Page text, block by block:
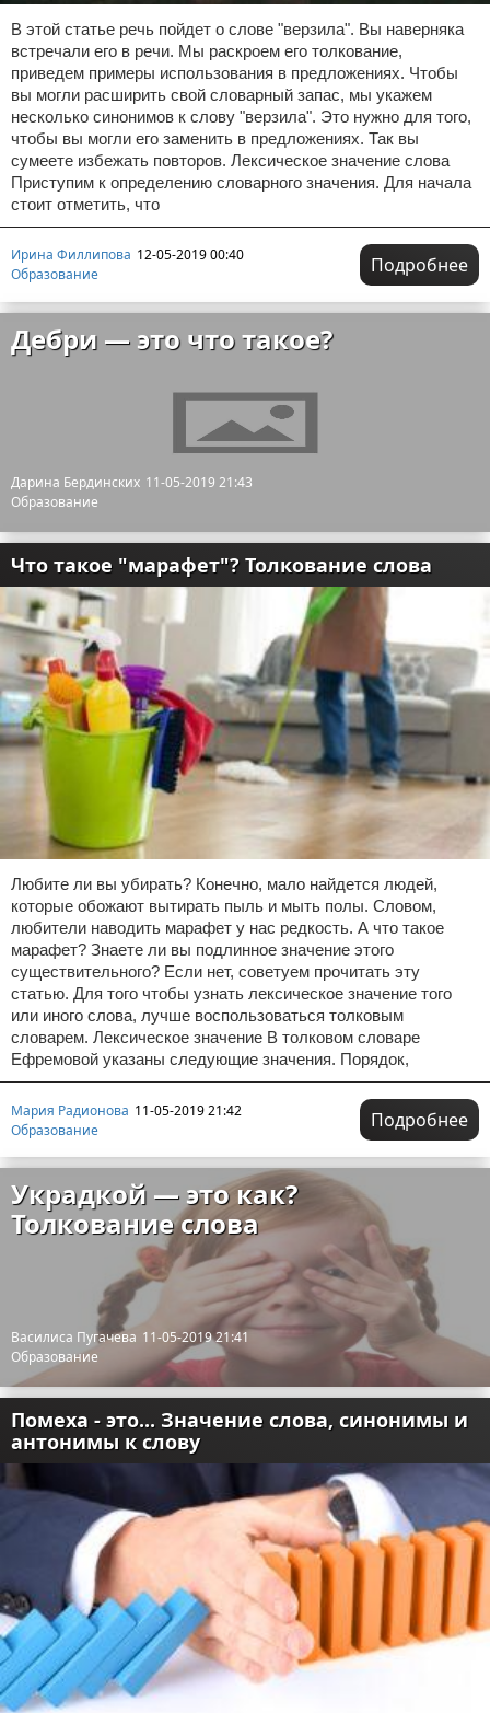
В этой статье речь пойдет о слове "верзила". Вы наверняка
встречали его в речи. Мы раскроем его толкование,
приведем примеры использования в предложениях. Чтобы
вы могли расширить свой словарный запас, мы укажем
несколько синонимов к слову "верзила". Это нужно для того,
чтобы вы могли его заменить в предложениях. Так вы
сумеете избежать повторов. Лексическое значение слова
Приступим к определению словарного значения. Для начала
стоит отметить, что
Ирина Филлипова 12-05-2019 00:40
Образование
Подробнее
Дебри — это что такое?
Дарина Бердинских 11-05-2019 21:43
Образование
Что такое "марафет"? Толкование слова
Любите ли вы убирать? Конечно, мало найдется людей,
которые обожают вытирать пыль и мыть полы. Словом,
любители наводить марафет у нас редкость. А что такое
марафет? Знаете ли вы подлинное значение этого
существительного? Если нет, советуем прочитать эту
статью. Для того чтобы узнать лексическое значение того
или иного слова, лучше воспользоваться толковым
словарем. Лексическое значение В толковом словаре
Ефремовой указаны следующие значения. Порядок,
Мария Радионова 11-05-2019 21:42
Образование
Подробнее
Украдкой — это как?
Толкование слова
Василиса Пугачева 11-05-2019 21:41
Образование
Помеха - это... Значение слова, синонимы и
антонимы к слову